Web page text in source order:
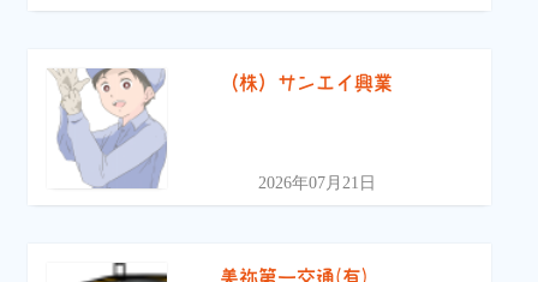
（株）サンエイ興業
2026年07月21日
美祢第一交通(有)